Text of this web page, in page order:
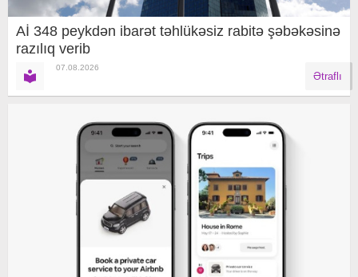
Aİ 348 peykdən ibarət təhlükəsiz rabitə şəbəkəsinə
razılıq verib
07.08.2026
Ətraflı